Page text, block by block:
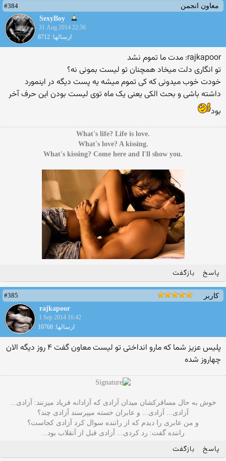
معاون انجمن
#384
SexyBoy
31 Aug 2014 22:56
ارسالها: 8712
rajkapoor: مدت ما تموم نشد
تو انگاری دلت میخاد همچنان تو لیست بمونی نه؟
خودت خوب میدونی که کی تموم میشه یه پست دیگه در اینمورد
داشته باشی و بحث الکی یعنی یک ماه توی لیست بودن این حرف آخر
بود
.What's life? Life is love
.What's love? A kissing
.What's kissing? Come here and I'll show you
پاسخ بازگفت
کاربر
#385
rajkapoor
1 Sep 2014 16:42
ارسالها: 10768
پلیس عزیز شما که مارو انداختی تو لیست معاون گفت ۴ روز دیگه الان
چهاروز شده
خوش به حال مسافرکشان میدان آزادی که آزادانه فریاد میزنند: آزادی...
آزادی... آزادی... و عابران خسته میپرسند آزادی چند؟
و من عابری را دیدم که از راننده سوال کرد آزادی کجاست؟
راننده گفت: رد کردی... آزادی قبل از آنقلاب بود...
پاسخ بازگفت